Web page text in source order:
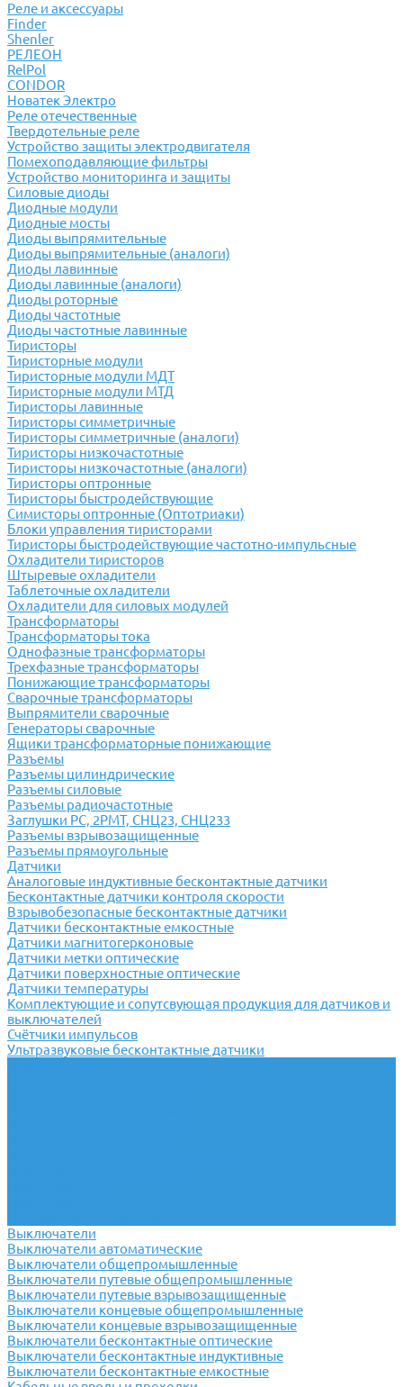
Реле и аксессуары
Finder
Shenler
РЕЛЕОН
RelPol
CONDOR
Новатек Электро
Реле отечественные
Твердотельные реле
Устройство защиты электродвигателя
Помехоподавляющие фильтры
Устройство мониторинга и защиты
Силовые диоды
Диодные модули
Диодные мосты
Диоды выпрямительные
Диоды выпрямительные (аналоги)
Диоды лавинные
Диоды лавинные (аналоги)
Диоды роторные
Диоды частотные
Диоды частотные лавинные
Тиристоры
Тиристорные модули
Тиристорные модули МДТ
Тиристорные модули МТД
Тиристоры лавинные
Тиристоры симметричные
Тиристоры симметричные (аналоги)
Тиристоры низкочастотные
Тиристоры низкочастотные (аналоги)
Тиристоры оптронные
Тиристоры быстродействующие
Симисторы оптронные (Оптотриаки)
Блоки управления тиристорами
Тиристоры быстродействующие частотно-импульсные
Охладители тиристоров
Штыревые охладители
Таблеточные охладители
Охладители для силовых модулей
Трансформаторы
Трансформаторы тока
Однофазные трансформаторы
Трехфазные трансформаторы
Понижающие трансформаторы
Сварочные трансформаторы
Выпрямители сварочные
Генераторы сварочные
Ящики трансформаторные понижающие
Разъемы
Разъемы цилиндрические
Разъемы силовые
Разъемы радиочастотные
Заглушки РС, 2РМТ, СНЦ23, СНЦ233
Разъемы взрывозащищенные
Разъемы прямоугольные
Датчики
Аналоговые индуктивные бесконтактные датчики
Бесконтактные датчики контроля скорости
Взрывобезопасные бесконтактные датчики
Датчики бесконтактные емкостные
Датчики магнитогерконовые
Датчики метки оптические
Датчики поверхностные оптические
Датчики температуры
Комплектующие и сопутсвующая продукция для датчиков и
выключателей
Счётчики импульсов
Ультразвуковые бесконтактные датчики
Выключатели
Выключатели автоматические
Выключатели общепромышленные
Выключатели путевые общепромышленные
Выключатели путевые взрывозащищенные
Выключатели концевые общепромышленные
Выключатели концевые взрывозащищенные
Выключатели бесконтактные оптические
Выключатели бесконтактные индуктивные
Выключатели бесконтактные емкостные